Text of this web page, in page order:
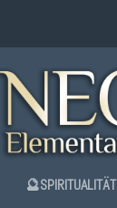
🔮SPIRITUALITÄT